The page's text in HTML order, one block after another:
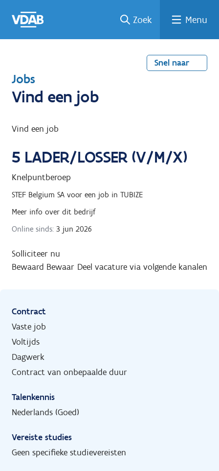
naar
een
een
job
naar
Zoek Menu
Snel naar
T
e
u
n
a
a
Jobs
Vind een job
Vind een job
5 LADER/LOSSER (V/M/X)
Knelpuntberoep
STEF Belgium SA voor een job in TUBIZE
Meer info over dit bedrijf
Online sinds: 3 jun 2026
Solliciteer nu
Bewaard Bewaar Deel vacature via volgende kanalen
Contract
Vaste job
Voltijds
Dagwerk
Contract van onbepaalde duur
Talenkennis
Nederlands (Goed)
Vereiste studies
Geen specifieke studievereisten